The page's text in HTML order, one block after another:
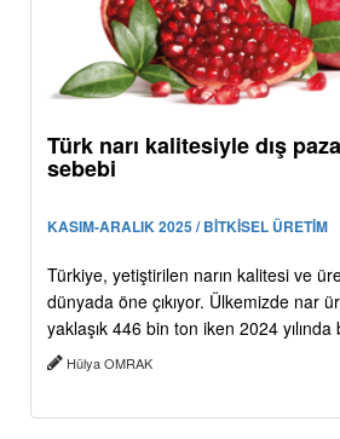
Türk narı kalitesiyle dış
sebebi
KASIM-ARALIK 2025 / BİTKİSEL ÜRETİM
Türkiye, yetiştirilen narın kalitesi ve
dünyada öne çıkıyor. Ülkemizde nar
yaklaşık 446 bin ton iken 2024 yılında
Hülya OMRAK